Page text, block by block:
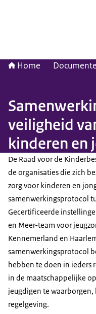
Home
veiligheid
kinderen en
De Raad voor de
de organisaties die zich
zorg voor kinderen en
samenwerkingsprotocol
Gecertificeerde
en Meer-team voor
Kennemerland en
samenwerkingsprotocol
hebben te doen in ieders
in de maatschappelijke
jeugdigen te
regelgeving.